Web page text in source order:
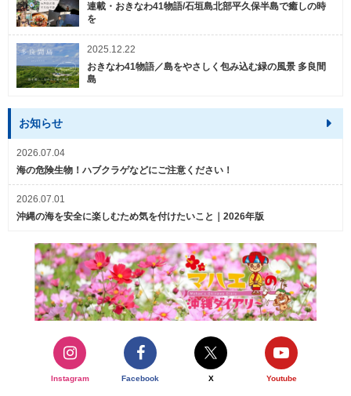
連載・おきなわ41物語/石垣島北部平久保半島で癒しの時
を
2025.12.22
おきなわ41物語／島をやさしく包み込む緑の風景 多良間
島
お知らせ
2026.07.04
海の危険生物！ハブクラゲなどにご注意ください！
2026.07.01
沖縄の海を安全に楽しむため気を付けたいこと｜2026年版
Instagram Facebook X Youtube